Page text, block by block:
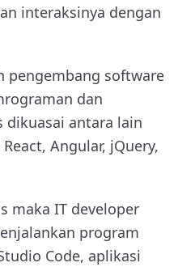
interaksinya dengan
pengembang software
dan
dikuasai antara lain
React, Angular, jQuery,
maka IT developer
program
Code, aplikasi